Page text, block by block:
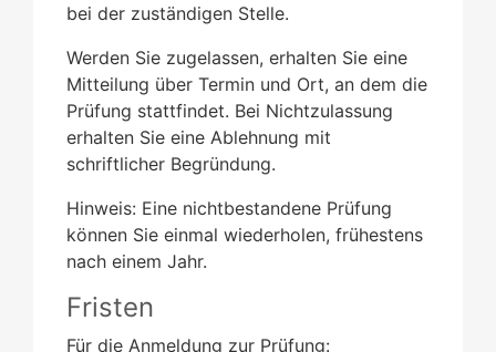
bei der zuständigen Stelle.
Werden Sie zugelassen, erhalten Sie eine
Mitteilung über Termin und Ort, an dem die
Prüfung stattfindet. Bei Nichtzulassung
erhalten Sie eine Ablehnung mit
schriftlicher Begründung.
Hinweis: Eine nichtbestandene Prüfung
können Sie einmal wiederholen, frühestens
nach einem Jahr.
Fristen
Für die Anmeldung zur Prüfung: